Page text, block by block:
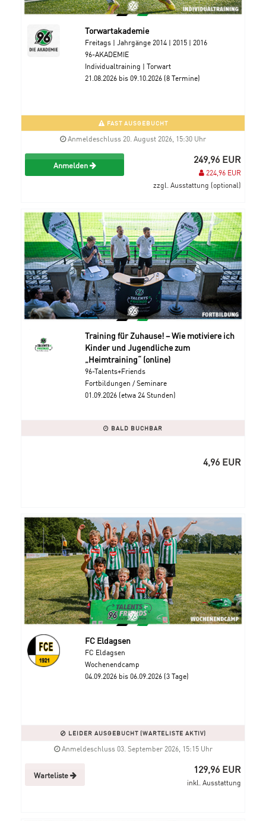
Torwartakademie
Freitags | Jahrgänge 2014 | 2015 | 2016
96-AKADEMIE
Individualtraining | Torwart
21.08.2026 bis 09.10.2026 (8 Termine)
FAST AUSGEBUCHT
Anmeldeschluss 20. August 2026, 15:30 Uhr
Anmelden 249,96 EUR
224,96 EUR
zzgl. Ausstattung (optional)
Training für Zuhause! – Wie motiviere ich
Kinder und Jugendliche zum
„Heimtraining“ (online)
96-Talents+Friends
Fortbildungen / Seminare
01.09.2026 (etwa 24 Stunden)
BALD BUCHBAR
4,96 EUR
FC Eldagsen
FC Eldagsen
Wochenendcamp
04.09.2026 bis 06.09.2026 (3 Tage)
LEIDER AUSGEBUCHT (WARTELISTE AKTIV)
Anmeldeschluss 03. September 2026, 15:15 Uhr
Warteliste 129,96 EUR
inkl. Ausstattung